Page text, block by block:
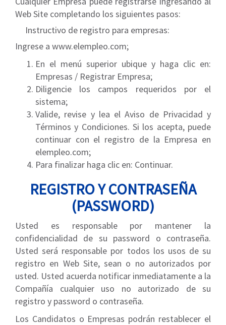
Web Site completando los siguientes pasos:
Instructivo de registro para empresas:
Ingrese a www.elempleo.com;
En el menú superior ubique y haga clic en:
Empresas / Registrar Empresa;
Diligencie los campos requeridos por el
sistema;
Valide, revise y lea el Aviso de Privacidad y
Términos y Condiciones. Si los acepta, puede
continuar con el registro de la Empresa en
elempleo.com;
Para finalizar haga clic en: Continuar.
REGISTRO Y CONTRASEÑA
(PASSWORD)
Usted es responsable por mantener la
confidencialidad de su password o contraseña.
Usted será responsable por todos los usos de su
registro en Web Site, sean o no autorizados por
usted. Usted acuerda notificar inmediatamente a la
Compañía cualquier uso no autorizado de su
registro y password o contraseña.
Los Candidatos o Empresas podrán restablecer el